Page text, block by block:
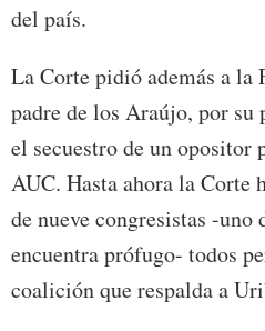
del país.
La Corte pidió además a la
padre de los Araújo, por
el secuestro de un
AUC. Hasta ahora la Corte
de nueve congresistas -uno
encuentra prófugo- todos
coalición que respalda a